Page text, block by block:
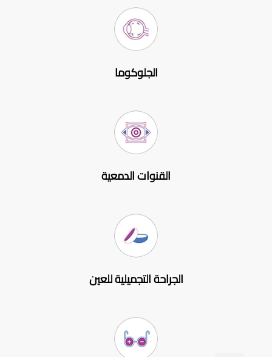
الجلوكوما
القنوات الدمعية
الجراحة التجميلية للعين